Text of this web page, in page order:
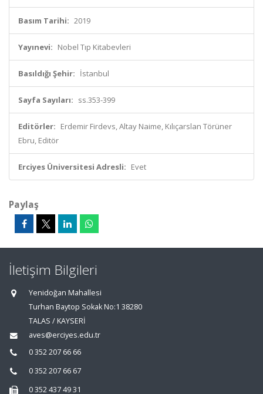
Basım Tarihi: 2019
Yayınevi: Nobel Tıp Kitabevleri
Basıldığı Şehir: İstanbul
Sayfa Sayıları: ss.353-399
Editörler: Erdemir Firdevs, Altay Naime, Kılıçarslan Törüner
Ebru, Editör
Erciyes Üniversitesi Adresli: Evet
Paylaş
İletişim Bilgileri
Yenidoğan Mahallesi
Turhan Baytop Sokak No:1 38280
TALAS / KAYSERİ
aves@erciyes.edu.tr
0 352 207 66 66
0 352 207 66 67
0 352 437 49 31